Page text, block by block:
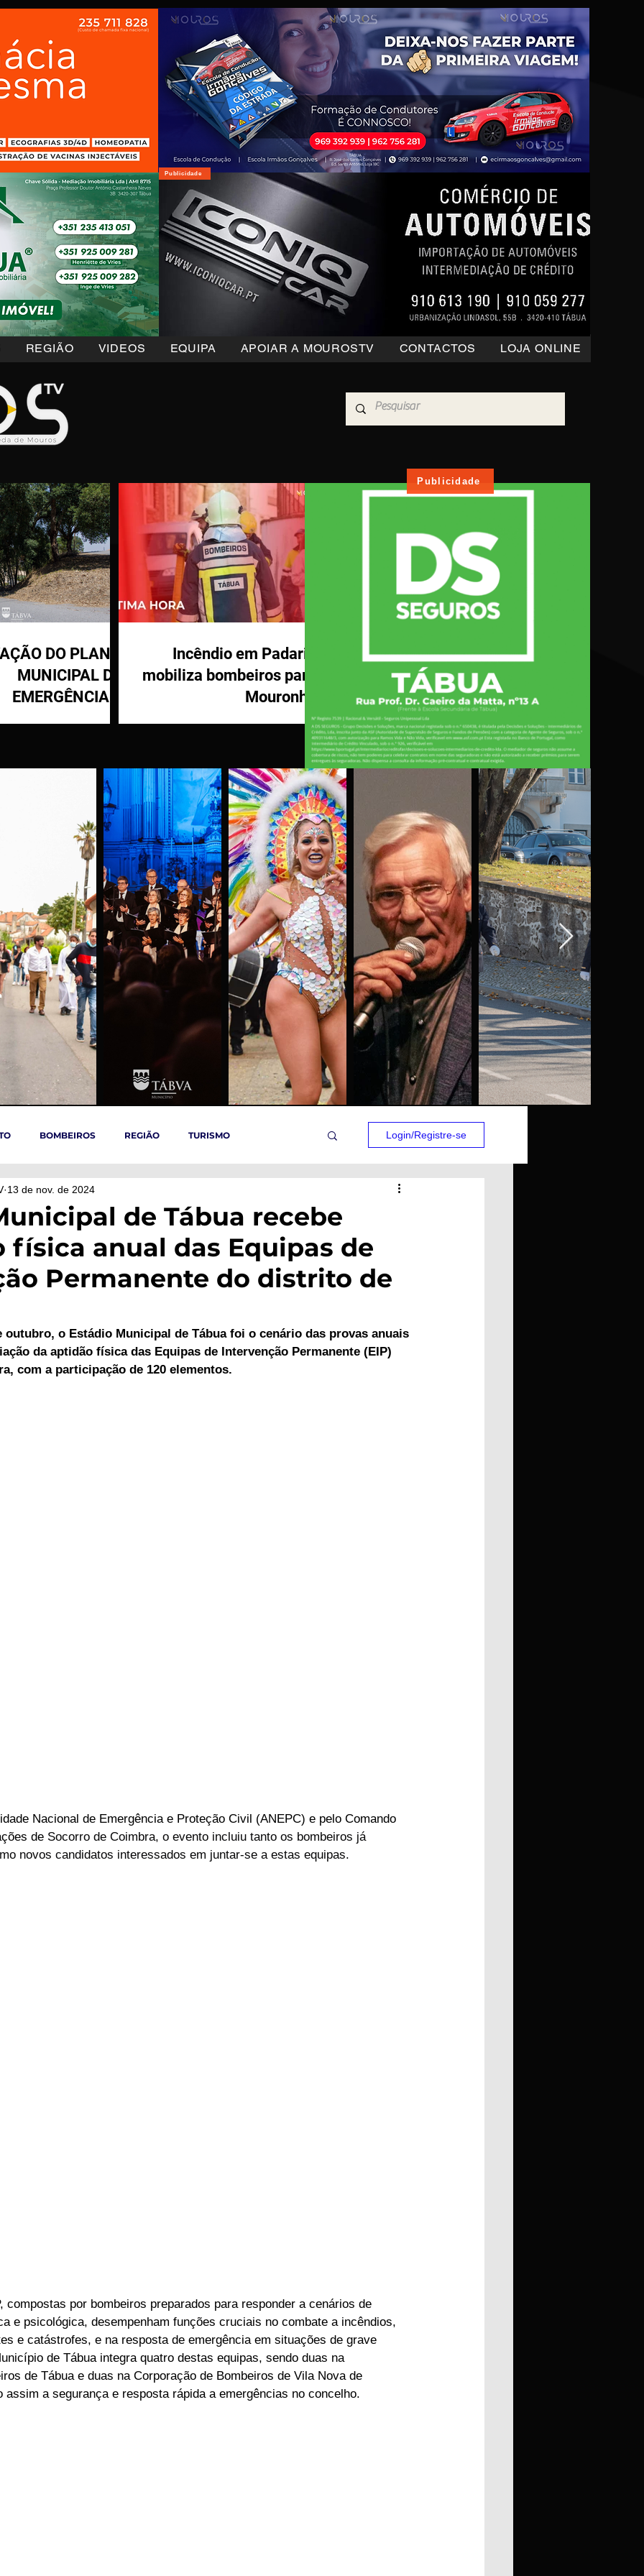
REGIÃO VIDEOS EQUIPA APOIAR A MOUROSTV CONTACTOS LOJA ONLINE
Publicidade
DO PLANO
MUNICIPAL DE
EMERGÊNCIA E
Incêndio em Padaria
mobiliza bombeiros para
Mouronho
Publicidade
BOMBEIROS REGIÃO TURISMO
TÁBUA ARGANIL
19 ARTIGOS Politica POLITICA SAÚDE
Login/Registre-se
de Tábua recebe
física anual das Equipas de
Permanente do distrito de
13 de nov. de 2024
outubro, o Estádio Municipal de Tábua foi o cenário das provas anuais
da aptidão física das Equipas de Intervenção Permanente (EIP)
com a participação de 120 elementos.
Nacional de Emergência e Proteção Civil (ANEPC) e pelo Comando
de Socorro de Coimbra, o evento incluiu tanto os bombeiros já
novos candidatos interessados em juntar-se a estas equipas.
compostas por bombeiros preparados para responder a cenários de
e psicológica, desempenham funções cruciais no combate a incêndios,
e catástrofes, e na resposta de emergência em situações de grave
de Tábua integra quatro destas equipas, sendo duas na
de Tábua e duas na Corporação de Bombeiros de Vila Nova de
assim a segurança e resposta rápida a emergências no concelho.